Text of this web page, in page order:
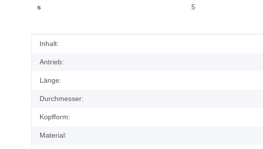
s 5
Produkteigenschaft
Wert
Inhalt:
Antrieb:
Länge:
Durchmesser:
Kopfform:
Material: